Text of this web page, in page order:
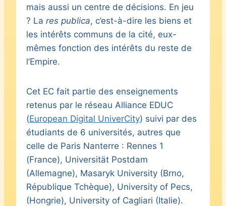
mais aussi un centre de décisions. En jeu
? La res publica, c’est-à-dire les biens et
les intérêts communs de la cité, eux-
mêmes fonction des intérêts du reste de
l’Empire.
Cet EC fait partie des enseignements
retenus par le réseau Alliance EDUC
(European Digital UniverCity) suivi par des
étudiants de 6 universités, autres que
celle de Paris Nanterre : Rennes 1
(France), Universität Postdam
(Allemagne), Masaryk University (Brno,
République Tchèque), University of Pecs,
(Hongrie), University of Cagliari (Italie).